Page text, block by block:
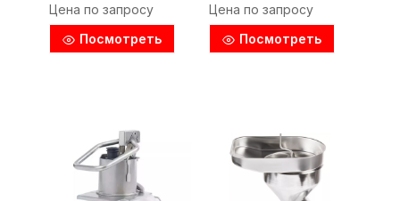
Цена по запросу
Посмотреть
Цена по запросу
Посмотреть